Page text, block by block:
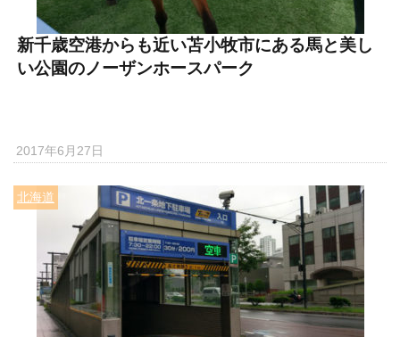
新千歳空港からも近い苫小牧市にある馬と美し
い公園のノーザンホースパーク
2017年6月27日
北海道